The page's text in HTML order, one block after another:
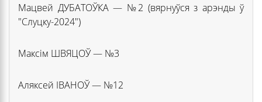
Мацвей ДУБАТОЎКА — №2 (вярнуўся з арэнды ў
"Слуцку-2024")
Максім ШВЯЦОЎ — №3
Аляксей ІВАНОЎ — №12